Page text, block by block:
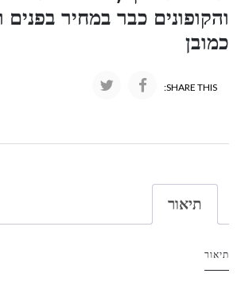
והקופונים כבר במחיר בפנים
כמובן
SHARE THIS:
תיאור
תיאור